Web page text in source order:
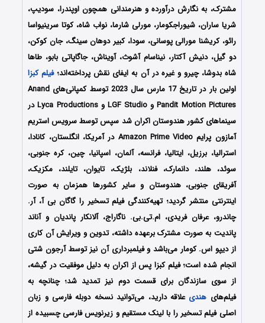
مشترک، به نگارش درآورده و هنرمندانی همچون اوپندرا، سودیپ،
شریا ساران، شیوراجکومار، مورلی شارما، نواب شاه، کوتا سرینیواسا
رائو، کریشنا مورالی پوسانی، سودا، کبیر دوهان سینگ، جان کوکن،
دو گیل، دنیش آکتار، نیناسام آشوث، آویناش، جاگاپاتی بابو، طاها
شاه بدوشا، چیرو و غیره در آن به ایفای نقش پرداخته‌اند؛فیلم کبزا
اولین بار در تاریخ 17 مارس سال 2023 توسط کمپانی‌های Anand
Pandit Motion Pictures و LGF Studio و Lyca Productions در
سینماهای کشور هندوستان اکران شد سپس توسط سرویس استریم
آمازون پرایم Amazon Prime Video در آمریکا، انگلستان، کانادا،
استرالیا، برزیل، ایتالیا، فرانسه، آلمان، اسپانیا، چین، کره جنوبی،
سوئد، هلند، دانمارک، فنلاند، بلژیک، تایوان، تایلند، مکزیک،
آفریقای جنوبی، هندوستان و سایر کشورها همزمان به صورت
اینترنتی منتشر گردید؛ تهیه‌کنندگی فیلم تسخیر را گاگان بی آ، آر.
چاندرو، عرفان فریدی، ام.تی.بی. ناگاراج، آلانکار پاندیان و آناند
پاندیت به صورت مشترک برعهده داشته، تدوین و ویرایش آن کاری
از دیپو اس. کومار می‌باشد و فیلمبرداری آن نیز توسط آرجون شتی
انجام شده است؛ فیلم کبزا پس از اکران به دلیل موفقیت در گیشه،
از سوی سازندگان برای قسمت دوم نیز تمدید شد؛ چنانچه به
فیلم‌های هندی علاقه دارید، می‌توانید نسخه دوبله فارسی و زبان
اصلی فیلم تسخیر را با ‌لینک مستقیم و زیرنویس فارسی چسبیده از